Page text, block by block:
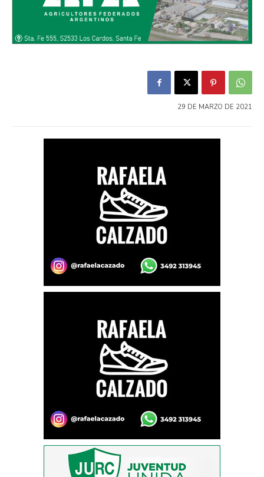
29 DE MARZO DE 2021